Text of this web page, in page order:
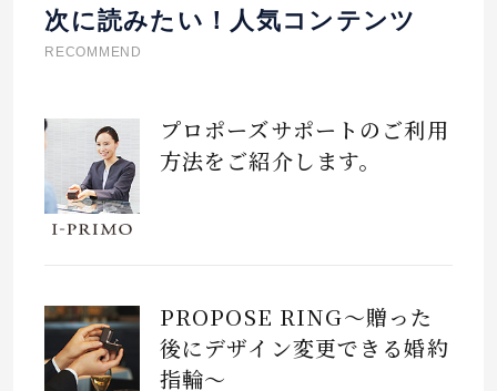
次に読みたい！人気コンテンツ
RECOMMEND
プロポーズサポートのご利用
方法をご紹介します。
PROPOSE RING～贈った
後にデザイン変更できる婚約
指輪～